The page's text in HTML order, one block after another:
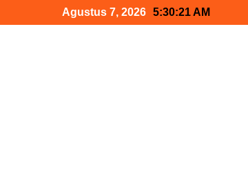
Agustus 7, 2026 5:30:22 AM